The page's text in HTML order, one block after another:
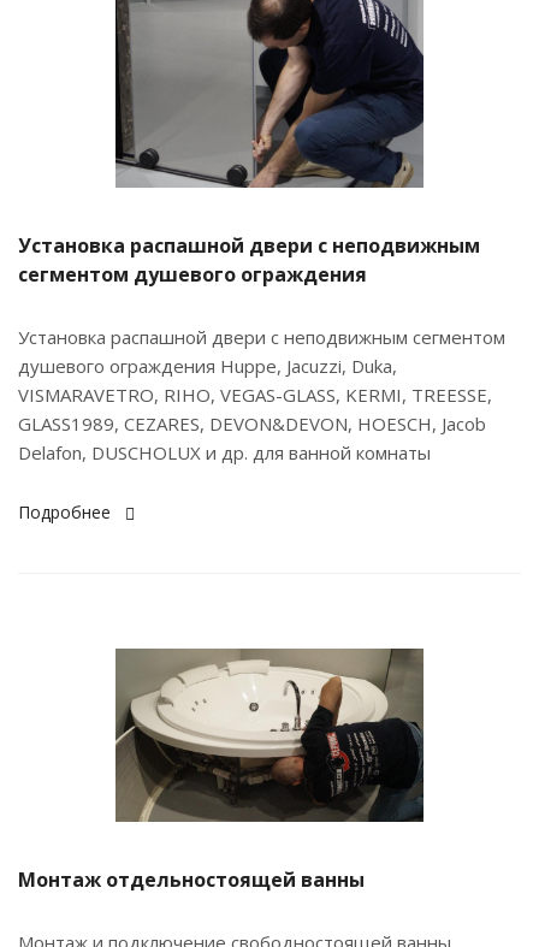
Установка распашной двери с неподвижным
сегментом душевого ограждения
Установка распашной двери с неподвижным сегментом
душевого ограждения Huppe, Jacuzzi, Duka,
VISMARAVETRO, RIHO, VEGAS-GLASS, KERMI, TREESSE,
GLASS1989, CEZARES, DEVON&DEVON, HOESCH, Jacob
Delafon, DUSCHOLUX и др. для ванной комнаты
Подробнее
Монтаж отдельностоящей ванны
Монтаж и подключение свободностоящей ванны